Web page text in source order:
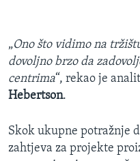
„Ono što vidimo na
dovoljno brzo da
centrima“, rekao je
Hebertson.
Skok ukupne potražnje
zahtjeva za projekte